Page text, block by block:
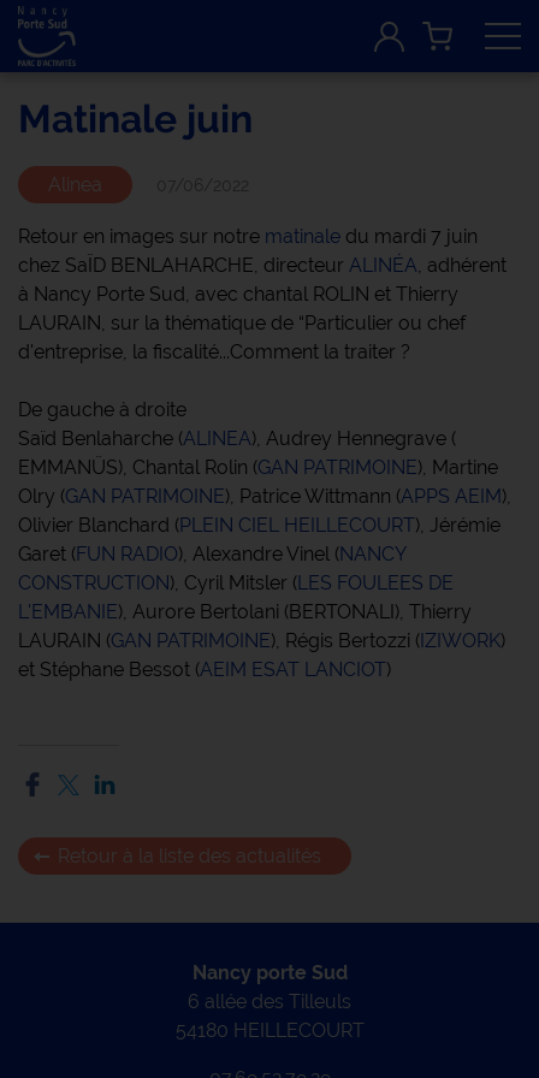
Matinale juin
Alinea
Retour en images sur notre matinale du mardi 7 juin
chez SaÏD BENLAHARCHE, directeur ALINÉA, adhérent
à Nancy Porte Sud, avec chantal ROLIN et Thierry
LAURAIN, sur la thématique de “Particulier ou chef
d'entreprise, la fiscalité...Comment la traiter ?
De gauche à droite
Saïd Benlaharche (ALINEA), Audrey Hennegrave (
EMMANÜS), Chantal Rolin (GAN PATRIMOINE), Martine
Olry (GAN PATRIMOINE), Patrice Wittmann (APPS AEIM),
Olivier Blanchard (PLEIN CIEL HEILLECOURT), Jérémie
Garet (FUN RADIO), Alexandre Vinel (NANCY
CONSTRUCTION), Cyril Mitsler (LES FOULEES DE
L'EMBANIE), Aurore Bertolani (BERTONALI), Thierry
LAURAIN (GAN PATRIMOINE), Régis Bertozzi (IZIWORK)
et Stéphane Bessot (AEIM ESAT LANCIOT)
Retour à la liste des actualités
Nancy porte Sud
6 allée des Tilleuls
54180 HEILLECOURT